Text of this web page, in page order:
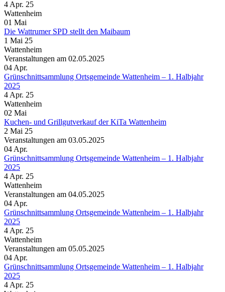
4 Apr. 25
Wattenheim
01 Mai
Die Wattrumer SPD stellt den Maibaum
1 Mai 25
Wattenheim
Veranstaltungen am 02.05.2025
04 Apr.
Grünschnittsammlung Ortsgemeinde Wattenheim – 1. Halbjahr
2025
4 Apr. 25
Wattenheim
02 Mai
Kuchen- und Grillgutverkauf der KiTa Wattenheim
2 Mai 25
Veranstaltungen am 03.05.2025
04 Apr.
Grünschnittsammlung Ortsgemeinde Wattenheim – 1. Halbjahr
2025
4 Apr. 25
Wattenheim
Veranstaltungen am 04.05.2025
04 Apr.
Grünschnittsammlung Ortsgemeinde Wattenheim – 1. Halbjahr
2025
4 Apr. 25
Wattenheim
Veranstaltungen am 05.05.2025
04 Apr.
Grünschnittsammlung Ortsgemeinde Wattenheim – 1. Halbjahr
2025
4 Apr. 25